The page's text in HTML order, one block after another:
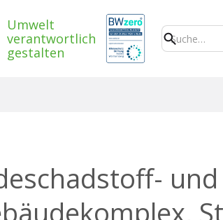
Umwelt
verantwortlich
gestalten